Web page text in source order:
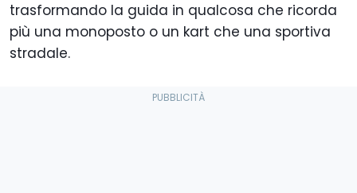
trasformando la guida in qualcosa che ricorda
più una monoposto o un kart che una sportiva
stradale.